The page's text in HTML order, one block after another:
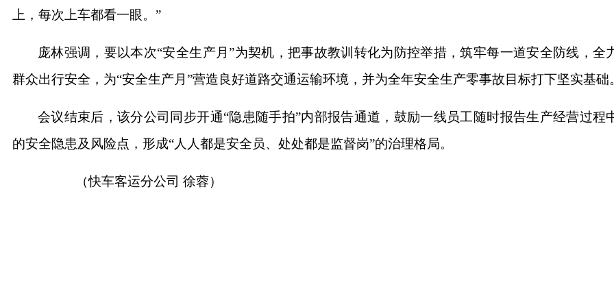
上，每次上车都看一眼。”
庞林强调，要以本次“安全生产月”为契机，把事故教训转化为防控举措，筑牢每一道安全防线，全
群众出行安全，为“安全生产月”营造良好道路交通运输环境，并为全年安全生产零事故目标打下坚实基础
会议结束后，该分公司同步开通“隐患随手拍”内部报告通道，鼓励一线员工随时报告生产经营过程
的安全隐患及风险点，形成“人人都是安全员、处处都是监督岗”的治理格局。
（快车客运分公司 徐蓉）